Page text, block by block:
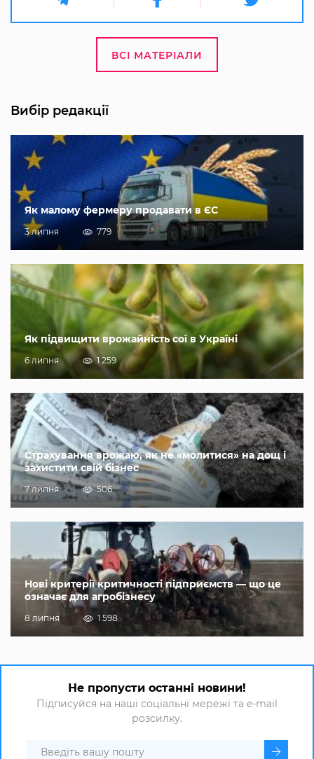
ВСІ МАТЕРІАЛИ
Вибір редакції
Як малому фермеру продавати в ЄС
3 липня 779
Як підвищити врожайність сої в Україні
6 липня 1 259
Страхування врожаю, як не «молитися» на дощ і
захистити свій бізнес
7 липня 506
Нові критерії критичності підприємств — що це
означає для агробізнесу
8 липня 1 598
Не пропусти останні новини!
Підписуйся на наші соціальні мережі та e-mail
розсилку.